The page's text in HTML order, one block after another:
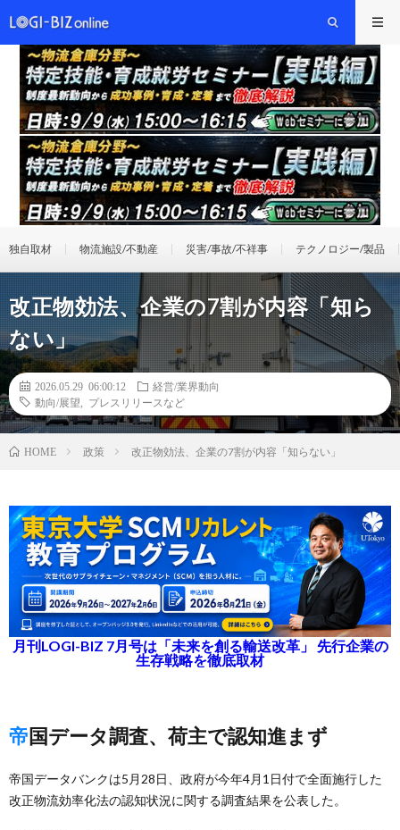
独自取材 物流施設/不動産 災害/事故/不祥事 テクノロジー/製品
改正物効法、企業の7割が内容「知ら
ない」
2026.05.29 06:00:12
経営/業界動向
動向/展望
プレスリリースなど
HOME 政策 改正物効法、企業の7割が内容「知らない」
月刊LOGI-BIZ 7月号は「未来を創る輸送改革」 先行企業の
生存戦略を徹底取材
帝国データ調査、荷主で認知進まず
帝国データバンクは5月28日、政府が今年4月1日付で全面施行した
改正物流効率化法の認知状況に関する調査結果を公表した。